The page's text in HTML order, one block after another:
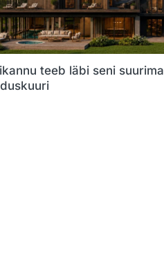
teeb läbi seni suurima